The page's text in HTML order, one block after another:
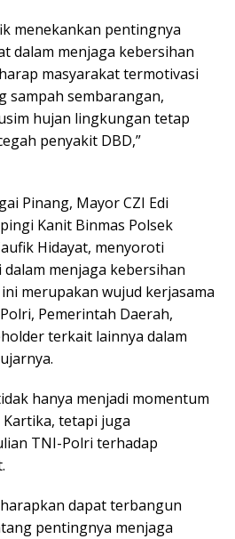
menekankan pentingnya
dalam menjaga kebersihan
masyarakat termotivasi
sampah sembarangan,
hujan lingkungan tetap
penyakit DBD,”
Pinang, Mayor CZI Edi
Kanit Binmas Polsek
Hidayat, menyoroti
menjaga kebersihan
merupakan wujud kerjasama
Pemerintah Daerah,
terkait lainnya dalam
hanya menjadi momentum
tetapi juga
TNI-Polri terhadap
dapat terbangun
pentingnya menjaga